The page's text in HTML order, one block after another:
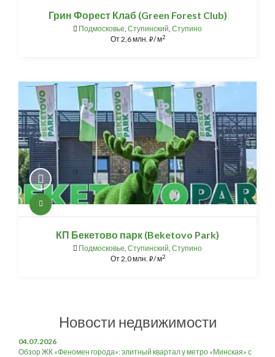
Грин Форест Клаб (Green Forest Club)
Подмосковье, Ступинский, Ступино
От2,6 млн. ⃏/ м2
КП Бекетово парк (Beketovo Park)
Подмосковье, Ступинский, Ступино
От2,0 млн. ⃏/ м2
Новости недвижимости
04.07.2026
Обзор ЖК «Феномен города»: элитный квартал у метро «Минская» с